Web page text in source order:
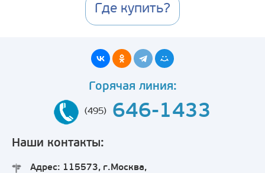
Где купить?
Горячая линия:
(495) 646-1433
Наши контакты:
Адрес: 115573, г.Москва,